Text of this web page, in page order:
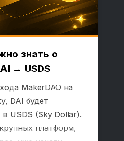
знать о
→ USDS
MakerDAO на
DAI будет
USDS (Sky Dollar).
платформ,